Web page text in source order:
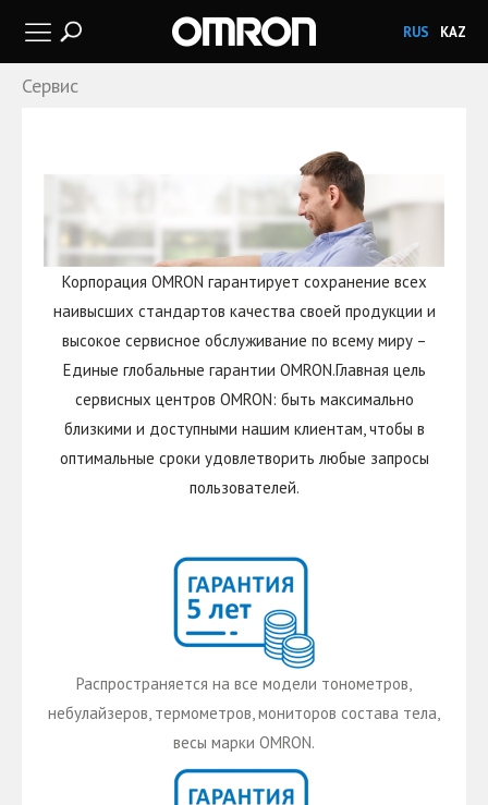
RUS KAZ
Сервис
Корпорация OMRON гарантирует сохранение всех
наивысших стандартов качества своей продукции и
высокое сервисное обслуживание по всему миру –
Единые глобальные гарантии OMRON.Главная цель
сервисных центров OMRON: быть максимально
близкими и доступными нашим клиентам, чтобы в
оптимальные сроки удовлетворить любые запросы
пользователей.
Распространяется на все модели тонометров,
небулайзеров, термометров, мониторов состава тела,
весы марки OMRON.